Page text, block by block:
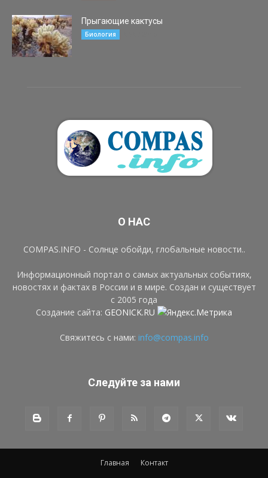
Прыгающие кактусы
Биология
О НАС
COMPAS.INFO - Солнце обойди, глобальные новости..
Информационный портал о самых актуальных событиях,
новостях и фактах в России и в мире. Создан и существует
с 2005 года
Создание сайта: GEONICK.RU
Свяжитесь с нами: info@compas.info
Следуйте за нами
Главная Контакт